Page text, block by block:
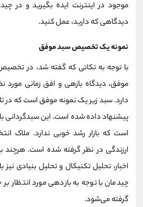
موجود در اینترنت ایده بگیرید و در
دیدگاهی که دارید، عمل کنید.
نمونه یک تخصیص سبد موفق
با توجه به نکاتی که گفته شد، در
موفق، دیدگاه بازهی و افق زمانی مورد
پیشنهاد داده شده است. این سبدگردانی
است که بازار رشد خوبی ندارد. ملاک
ارزندگی در نظر گرفته شده است. هرچند
اخبار، تحلیل تکنیکال و تحلیل بنیادی
چیدمان با توجه به بازدهی مورد انتظار
گرفته می‌شود.